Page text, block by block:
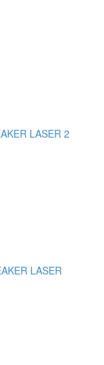
LASER 2
LASER